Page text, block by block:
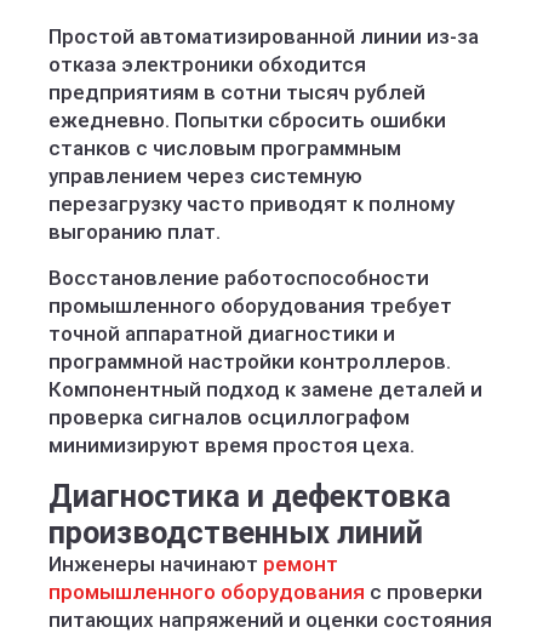
Простой автоматизированной линии из-за
отказа электроники обходится
предприятиям в сотни тысяч рублей
ежедневно. Попытки сбросить ошибки
станков с числовым программным
управлением через системную
перезагрузку часто приводят к полному
выгоранию плат.
Восстановление работоспособности
промышленного оборудования требует
точной аппаратной диагностики и
программной настройки контроллеров.
Компонентный подход к замене деталей и
проверка сигналов осциллографом
минимизируют время простоя цеха.
Диагностика и дефектовка
производственных линий
Инженеры начинают ремонт
промышленного оборудования с проверки
питающих напряжений и оценки состояния